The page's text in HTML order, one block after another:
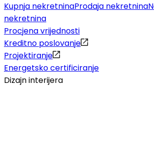
Kupnja nekretninaProdaja nekretnina
nekretnina
Procjena vrijednosti
Kreditno poslovanje
Projektiranje
Energetsko certificiranje
Dizajn interijera